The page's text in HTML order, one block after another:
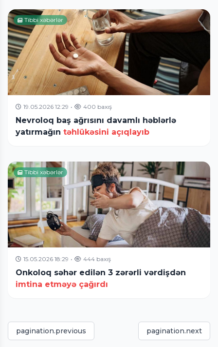
Tibbi xəbərlər
19.05.2026 12:29 • 400 baxış
Nevroloq baş ağrısını davamlı həblərlə
yatırmağın təhlükəsini açıqlayıb
Tibbi xəbərlər
15.05.2026 18:29 • 444 baxış
Onkoloq səhər edilən 3 zərərli vərdişdən
imtina etməyə çağırdı
pagination.previous pagination.next